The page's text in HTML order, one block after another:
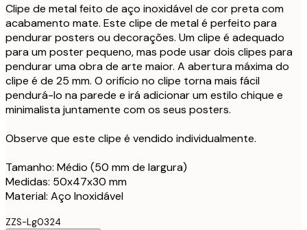
Clipe de metal feito de aço inoxidável de cor preta com
acabamento mate. Este clipe de metal é perfeito para
pendurar posters ou decorações. Um clipe é adequado
para um poster pequeno, mas pode usar dois clipes para
pendurar uma obra de arte maior. A abertura máxima do
clipe é de 25 mm. O orifício no clipe torna mais fácil
pendurá-lo na parede e irá adicionar um estilo chique e
minimalista juntamente com os seus posters.
Observe que este clipe é vendido individualmente.
Tamanho: Médio (50 mm de largura)
Medidas: 50x47x30 mm
Material: Aço Inoxidável
ZZS-Lg0324